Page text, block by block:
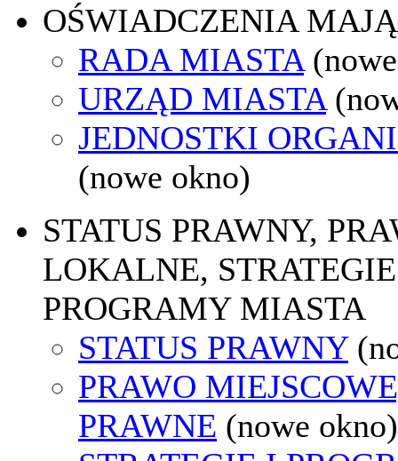
OŚWIADCZENIA
RADA MIASTA
URZĄD MIASTA
JEDNOSTKI
(nowe okno)
STATUS PRAWNY,
LOKALNE,
PROGRAMY MIASTA
STATUS PRAWNY
PRAWO
PRAWNE (nowe okno)